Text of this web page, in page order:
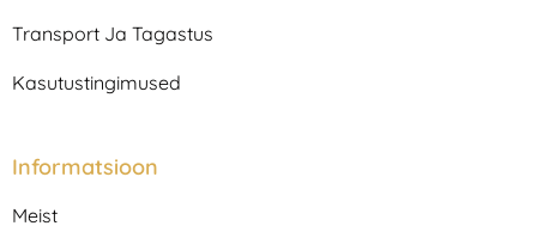
Transport Ja Tagastus
Kasutustingimused
Informatsioon
Meist